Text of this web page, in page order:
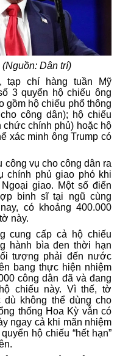
Dân trí)
tạp chí hàng tuần Mỹ
3 quyển hộ chiếu ông
gồm hộ chiếu phổ thông
công dân); hộ chiếu
chức chính phủ) hoặc hộ
xác minh ông Trump có
vụ cho công dân ra
chính phủ giao phó khi
giao. Một số điển
binh sĩ tại ngũ cùng
có khoảng 400.000
này.
cung cấp cả hộ chiếu
hành bìa đen thời hạn
tượng phải đến nước
bang thực hiện nhiệm
công dân đã và đang
chiếu này. Vì thế, tờ
dù không thể dùng cho
thống Hoa Kỳ vẫn có
ngay cả khi mãn nhiệm
hộ chiếu “hết hạn”